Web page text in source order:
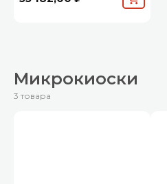
Микрокиоски
3 товара